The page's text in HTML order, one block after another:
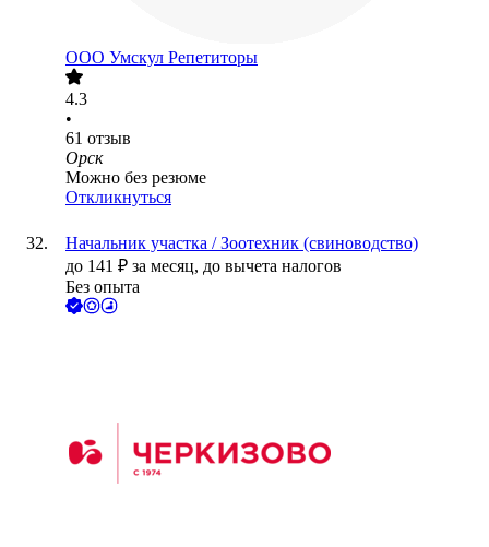
ООО Умскул Репетиторы
4.3
•
61 отзыв
Орск
Можно без резюме
Откликнуться
Начальник участка / Зоотехник (свиноводство)
до 141 ₽ за месяц, до вычета налогов
Без опыта